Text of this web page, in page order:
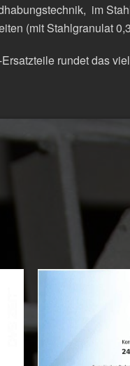
im
(mit Stahlgranulat
rundet das